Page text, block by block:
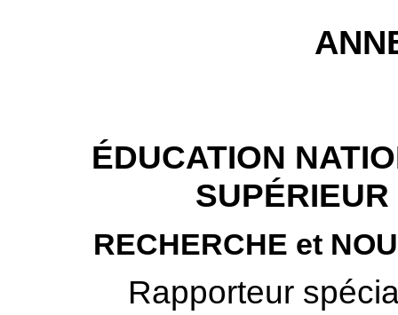
ÉDUCATION
RECHERCHE et
Rapporteur